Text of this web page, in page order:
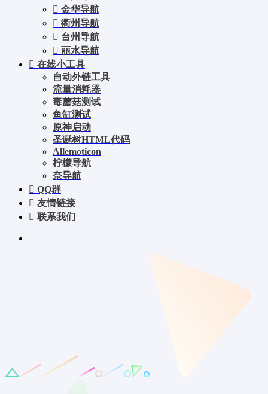
金华导航
衢州导航
台州导航
丽水导航
在线小工具
自动外链工具
流量消耗器
毒蘑菇测试
鱼缸测试
原神启动
圣诞树HTML代码
Allemoticon
柠檬导航
奈导航
QQ群
友情链接
联系我们